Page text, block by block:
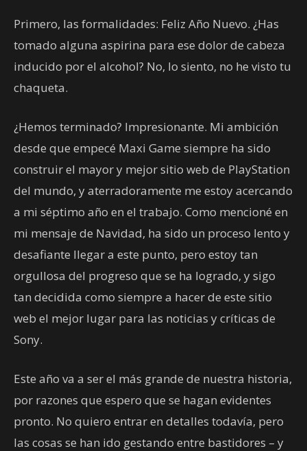
Primero, las formalidades: Feliz Año Nuevo. ¿Has
tomado alguna aspirina para ese dolor de cabeza
inducido por el alcohol? No, lo siento, no he visto tu
chaqueta.
¿Hemos terminado? Impresionante. Mi ambición
desde que empecé Maxi Game siempre ha sido
construir el mayor y mejor sitio web de PlayStation
del mundo, y aterradoramente me estoy acercando
a mi séptimo año en el trabajo. Como mencioné en
mi mensaje de Navidad, ha sido un proceso lento y
desafiante llegar a este punto, pero estoy tan
orgullosa del progreso que se ha logrado, y sigo
tan decidida como siempre a hacer de este sitio
web el mejor lugar para las noticias y críticas de
Sony.
Este año va a ser el más grande de nuestra historia,
por razones que espero que se hagan evidentes
pronto. No quiero entrar en detalles todavía, pero
las cosas se han ido gestando entre bastidores – y